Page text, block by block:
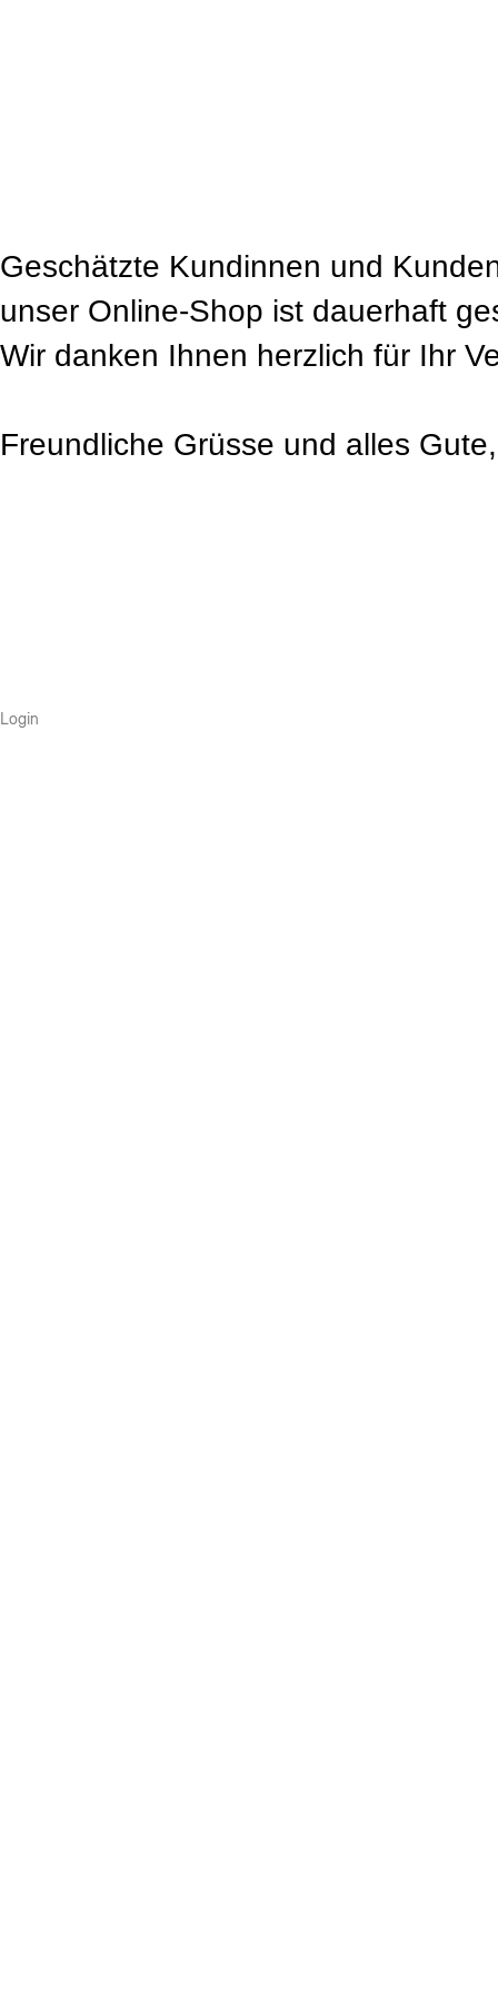
Geschätzte Kundinnen und
unser Online-Shop ist dauerhaft
Wir danken Ihnen herzlich für Ihr
Freundliche Grüsse und alles
Login